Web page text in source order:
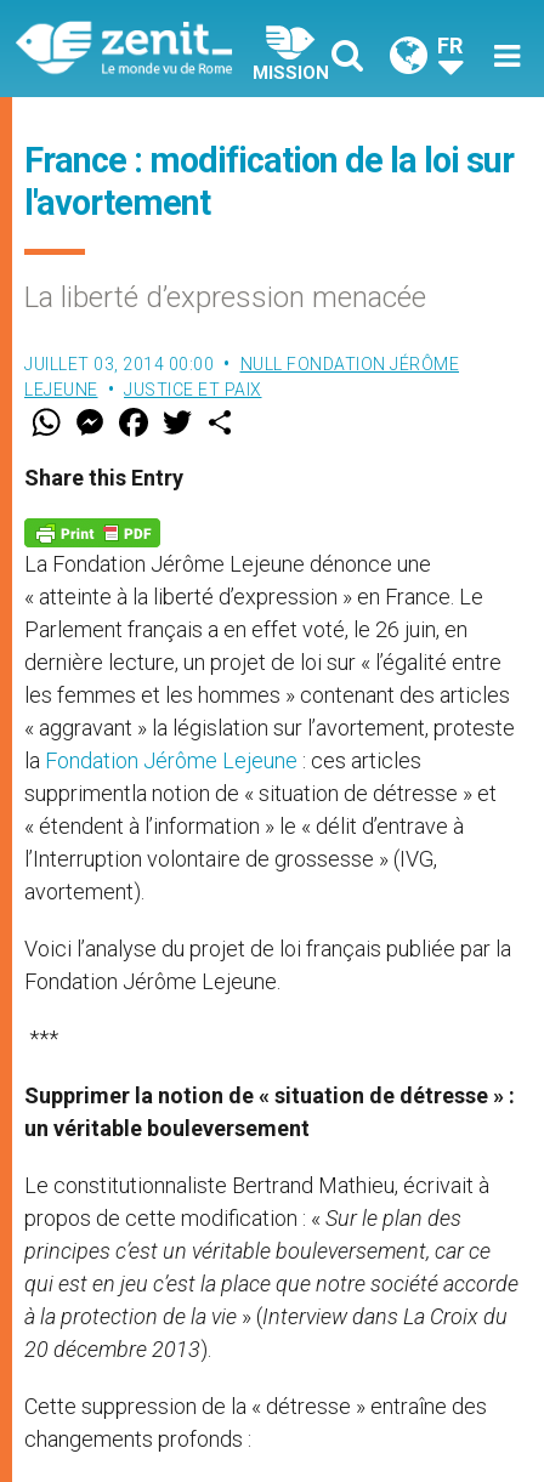
MISSION
FR
France : modification de la loi sur
l'avortement
La liberté d’expression menacée
JUILLET 03, 2014 00:00
NULL FONDATION JÉRÔME
LEJEUNE
JUSTICE ET PAIX
W
t
s
p
p
M
e
s
e
g
e
r
F
a
e
b
o
k
w
Share this Entry
La Fondation Jérôme Lejeune dénonce une
« atteinte à la liberté d’expression » en France. Le
Parlement français a en effet voté, le 26 juin, en
dernière lecture, un projet de loi sur « l’égalité entre
les femmes et les hommes » contenant des articles
« aggravant » la législation sur l’avortement, proteste
la Fondation Jérôme Lejeune : ces articles
supprimentla notion de « situation de détresse » et
« étendent à l’information » le « délit d’entrave à
l’Interruption volontaire de grossesse » (IVG,
avortement).
Voici l’analyse du projet de loi français publiée par la
Fondation Jérôme Lejeune.
***
Supprimer la notion de « situation de détresse » :
un véritable bouleversement
Le constitutionnaliste Bertrand Mathieu, écrivait à
propos de cette modification : « Sur le plan des
principes c’est un véritable bouleversement, car ce
qui est en jeu c’est la place que notre société accorde
à la protection de la vie » (Interview dans La Croix du
20 décembre 2013).
Cette suppression de la « détresse » entraîne des
changements profonds :